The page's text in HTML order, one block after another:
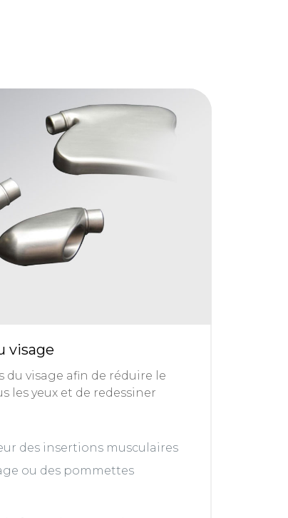
visage
du visage afin de réduire le
les yeux et de redessiner
des insertions musculaires
ou des pommettes